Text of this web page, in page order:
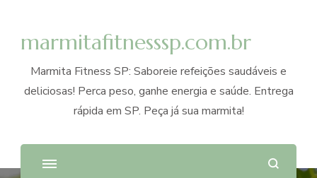
marmitafitnesssp.com.br
Marmita Fitness SP: Saboreie refeições saudáveis e
deliciosas! Perca peso, ganhe energia e saúde. Entrega
rápida em SP. Peça já sua marmita!